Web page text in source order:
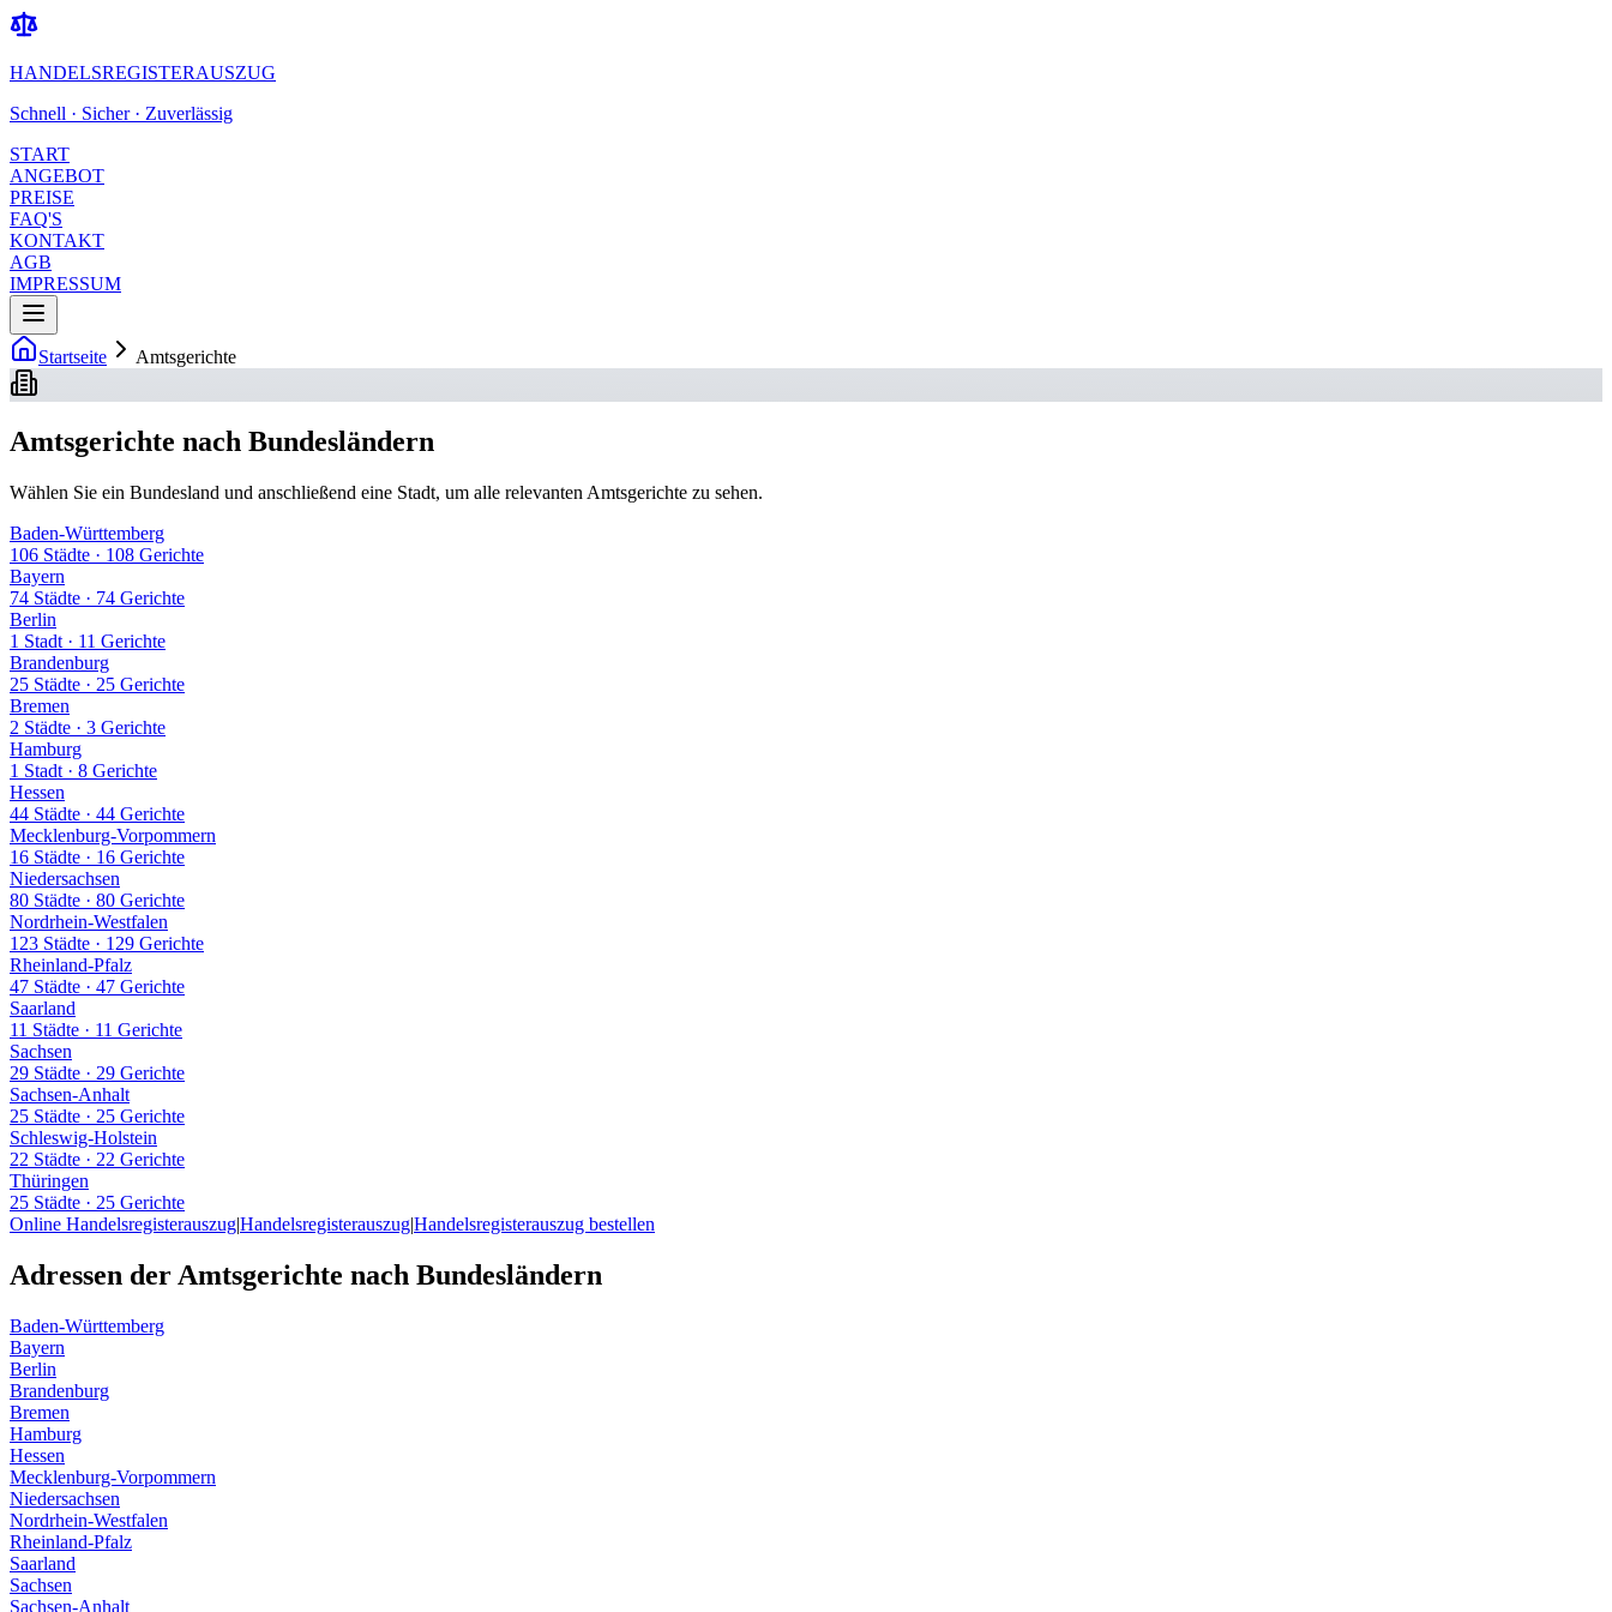
HANDELSREGISTERAUSZUG
Schnell · Sicher · Zuverlässig
START
ANGEBOT
PREISE
FAQ'S
KONTAKT
AGB
IMPRESSUM
Startseite Amtsgerichte
Amtsgerichte nach Bundesländern
Wählen Sie ein Bundesland und anschließend eine Stadt, um alle relevanten Amtsgerichte zu sehen.
Baden-Württemberg
106 Städte · 108 Gerichte
Bayern
74 Städte · 74 Gerichte
Berlin
1 Stadt · 11 Gerichte
Brandenburg
25 Städte · 25 Gerichte
Bremen
2 Städte · 3 Gerichte
Hamburg
1 Stadt · 8 Gerichte
Hessen
44 Städte · 44 Gerichte
Mecklenburg-Vorpommern
16 Städte · 16 Gerichte
Niedersachsen
80 Städte · 80 Gerichte
Nordrhein-Westfalen
123 Städte · 129 Gerichte
Rheinland-Pfalz
47 Städte · 47 Gerichte
Saarland
11 Städte · 11 Gerichte
Sachsen
29 Städte · 29 Gerichte
Sachsen-Anhalt
25 Städte · 25 Gerichte
Schleswig-Holstein
22 Städte · 22 Gerichte
Thüringen
25 Städte · 25 Gerichte
Online Handelsregisterauszug|Handelsregisterauszug|Handelsregisterauszug bestellen
Adressen der Amtsgerichte nach Bundesländern
Baden-Württemberg
Bayern
Berlin
Brandenburg
Bremen
Hamburg
Hessen
Mecklenburg-Vorpommern
Niedersachsen
Nordrhein-Westfalen
Rheinland-Pfalz
Saarland
Sachsen
Sachsen-Anhalt